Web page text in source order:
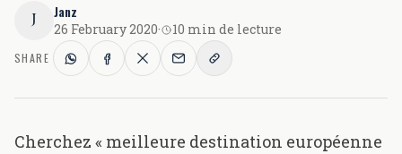
J Janz
26 February 2020· 10 min de lecture
SHARE
Cherchez « meilleure destination européenne